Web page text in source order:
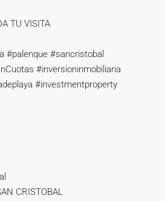
TU VISITA
#palenque #sancristobal
#inversioninmobiliaria
#investmentproperty
CRISTOBAL